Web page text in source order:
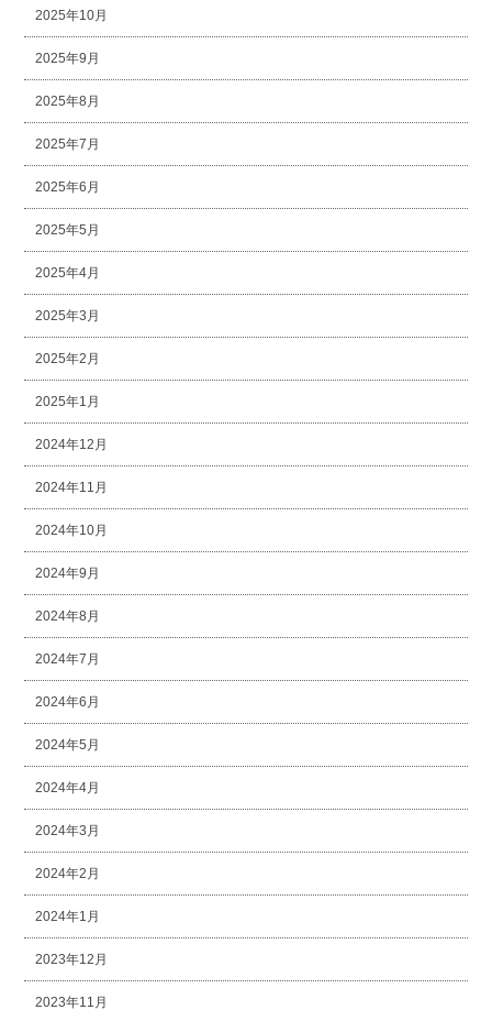
2025年10月
2025年9月
2025年8月
2025年7月
2025年6月
2025年5月
2025年4月
2025年3月
2025年2月
2025年1月
2024年12月
2024年11月
2024年10月
2024年9月
2024年8月
2024年7月
2024年6月
2024年5月
2024年4月
2024年3月
2024年2月
2024年1月
2023年12月
2023年11月